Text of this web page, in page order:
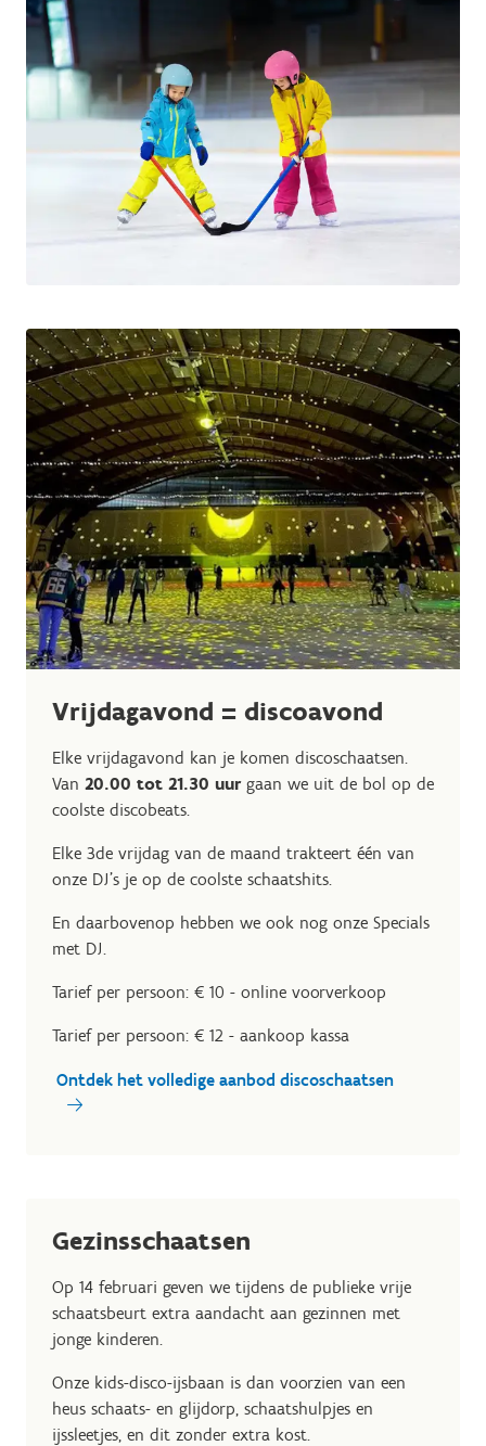
Vrijdagavond = discoavond
Elke vrijdagavond kan je komen discoschaatsen.
Van 20.00 tot 21.30 uurgaan we uit de bol op de
coolste discobeats.
Elke 3de vrijdag van de maand trakteert één van
onze DJ's je op de coolste schaatshits.
En daarbovenop hebben we ook nog onze Specials
met DJ.
Tarief per persoon: € 10 - online voorverkoop
Tarief per persoon: € 12 - aankoop kassa
Ontdek het volledige aanbod discoschaatsen
Gezinsschaatsen
Op 14 februari geven we tijdens de publieke vrije
schaatsbeurt extra aandacht aan gezinnen met
jonge kinderen.
Onze kids-disco-ijsbaan is dan voorzien van een
heus schaats- en glijdorp, schaatshulpjes en
ijssleetjes, en dit zonder extra kost.